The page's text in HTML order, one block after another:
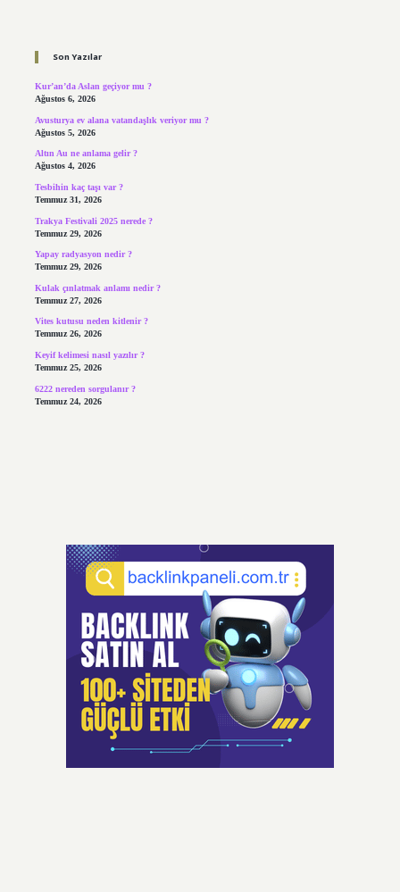
Son Yazılar
Kur’an’da Aslan geçiyor mu ?
Ağustos 6, 2026
Avusturya ev alana vatandaşlık veriyor mu ?
Ağustos 5, 2026
Altın Au ne anlama gelir ?
Ağustos 4, 2026
Tesbihin kaç taşı var ?
Temmuz 31, 2026
Trakya Festivali 2025 nerede ?
Temmuz 29, 2026
Yapay radyasyon nedir ?
Temmuz 29, 2026
Kulak çınlatmak anlamı nedir ?
Temmuz 27, 2026
Vites kutusu neden kitlenir ?
Temmuz 26, 2026
Keyif kelimesi nasıl yazılır ?
Temmuz 25, 2026
6222 nereden sorgulanır ?
Temmuz 24, 2026